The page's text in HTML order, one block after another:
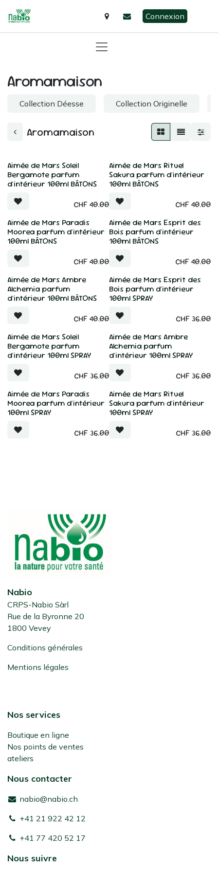
Connexion
Aromamaison
Collection Déesse Collection Originelle
Aromamaison
Aimée de Mars Soleil
Bergamote parfum
d'intérieur 100ml BÂTONS
CHF40.00
Aimée de Mars Rituel
Sakura parfum d'intérieur
100ml BÂTONS
CHF40.00
Aimée de Mars Paradis
Moorea parfum d'intérieur
100ml BÂTONS
CHF40.00
Aimée de Mars Esprit des
Bois parfum d'intérieur
100ml BÂTONS
CHF40.00
Aimée de Mars Ambre
Alchemia parfum
d'intérieur 100ml BÂTONS
CHF40.00
Aimée de Mars Esprit des
Bois parfum d'intérieur
100ml SPRAY
CHF36.00
Aimée de Mars Soleil
Bergamote parfum
d'intérieur 100ml SPRAY
CHF36.00
Aimée de Mars Ambre
Alchemia parfum
d'intérieur 100ml SPRAY
CHF36.00
Aimée de Mars Paradis
Moorea parfum d'intérieur
100ml SPRAY
CHF36.00
Aimée de Mars Rituel
Sakura parfum d'intérieur
100ml SPRAY
CHF36.00
Nabio
CRPS-Nabio Sàrl
Rue de la Byronne 20
1800 Vevey
Conditions générales
Mentions légales
Nos services
Boutique en ligne
Nos points de ventes
ateliers
Nous contacter
nabio@nabio.ch
+41 21 922 42 12
+41 77 420 52 17
Nous suivre